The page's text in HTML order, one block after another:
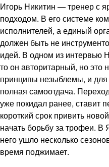
Игорь Никитин — тренер с
подходом. В его системе
исполнителей, а единый
должен быть не
идей. В одном из интервью
то он авторитарный, но это
принципы незыблемы, и
полная самоотдача.
уже покидал ранее, ставит
короткий срок привить
начать борьбу за трофеи. В
него ушло несколько
время поджимает.